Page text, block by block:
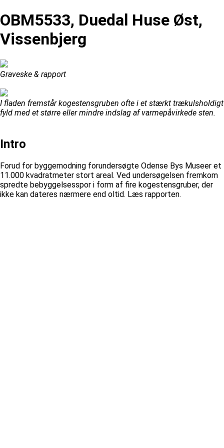
OBM5533, Duedal Huse Øst,
Vissenbjerg
Graveske & rapport
I fladen fremstår kogestensgruben ofte i et stærkt trækulsholdigt
fyld med et større eller mindre indslag af varmepåvirkede sten.
Intro
Forud for byggemodning forundersøgte Odense Bys Museer et
11.000 kvadratmeter stort areal. Ved undersøgelsen fremkom
spredte bebyggelsesspor i form af fire kogestensgruber, der
ikke kan dateres nærmere end oltid. Læs rapporten.